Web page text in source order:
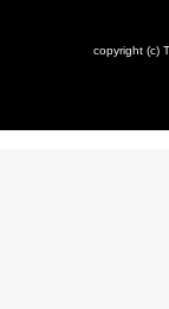
copyright (c)